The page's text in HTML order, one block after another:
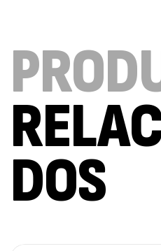
Saúde Óssea
7,50
Magnesium +
Suplementos
4,00
DOS